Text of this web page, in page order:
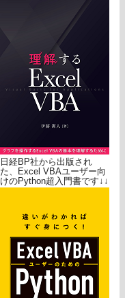
日経BP社から出版され
た、Excel VBAユーザー向
けのPython超入門書です↓↓